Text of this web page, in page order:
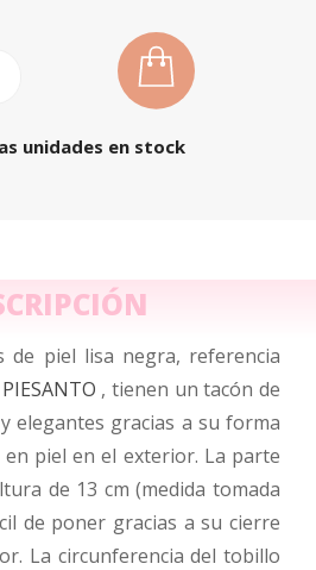
unidades en stock
de piel lisa negra, referencia
PIESANTO , tienen un tacón de
elegantes gracias a su forma
piel en el exterior. La parte
de 13 cm (medida tomada
de poner gracias a su cierre
La circunferencia del tobillo